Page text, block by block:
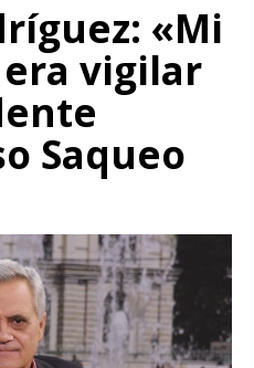
«Mi
vigilar
Saqueo